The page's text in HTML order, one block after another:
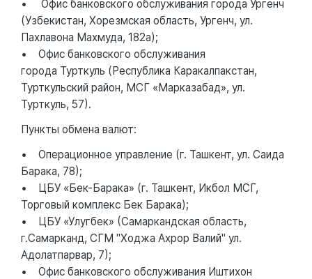
• Офис банковского обслуживания города Ургенч
(Узбекистан, Хорезмская область, Ургенч, ул.
Пахлавона Махмуда, 182а);
• Офис банковского обслуживания
города Турткуль (Республика Каракалпакстан,
Турткульский район, МСГ «Марказабад», ул.
Турткуль, 57).
Пункты обмена валют:
• Операционное управление (г. Ташкент, ул. Саида
Барака, 78);
• ЦБУ «Бек-Барака» (г. Ташкент, Икбол МСГ,
Торговый комплекс Бек Барака);
• ЦБУ «Улугбек» (Самаркандская область,
г.Самарканд, СГМ "Ходжа Ахрор Валий" ул.
Адолатпарвар, 7);
• Офис банковского обслуживания Иштихон